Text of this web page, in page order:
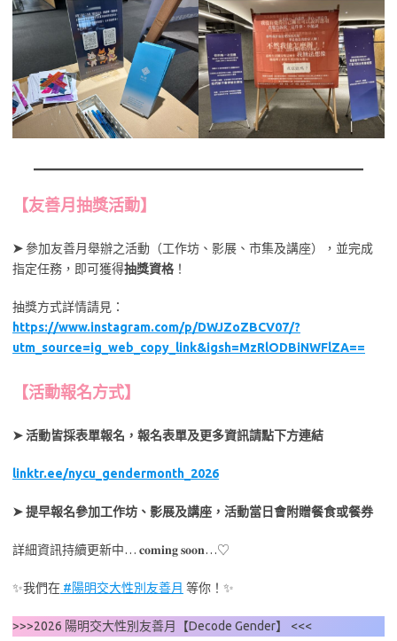
【友善月抽獎活動】
➤參加友善月舉辦之活動（工作坊、影展、市集及講座），並完成
指定任務，即可獲得抽獎資格 ！
抽獎方式詳情請見：
https://www.instagram.com/p/DWJZoZBCV07/?
utm_source=ig_web_copy_link&igsh=MzRlODBiNWFlZA==
【活動報名方式】
➤活動皆採表單報名，報名表單及更多資訊請點下方連結
linktr.ee/nycu_gendermonth_2026
➤提早報名參加工作坊、影展及講座，活動當日會附贈餐食或餐券
詳細資訊持續更新中… 𝐜𝐨𝐦𝐢𝐧𝐠 𝐬𝐨𝐨𝐧…♡
✨我們在 #陽明交大性別友善月 等你！✨
>>>2026 陽明交大性別友善月【Decode Gender】 <<<